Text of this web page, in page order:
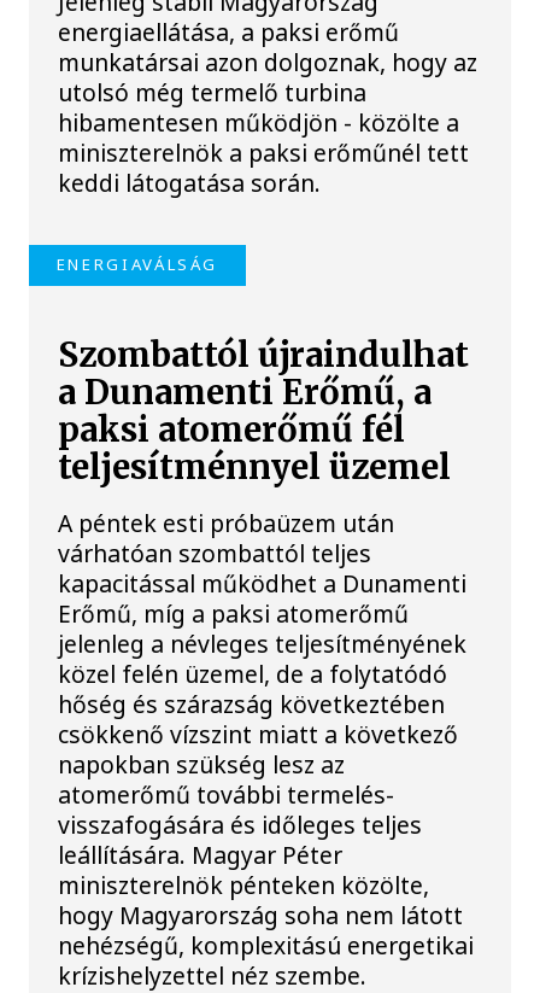
energiaellátása, a paksi erőmű
munkatársai azon dolgoznak, hogy az
utolsó még termelő turbina
hibamentesen működjön - közölte a
miniszterelnök a paksi erőműnél tett
keddi látogatása során.
ENERGIAVÁLSÁG
Szombattól újraindulhat
a Dunamenti Erőmű, a
paksi atomerőmű fél
teljesítménnyel üzemel
A péntek esti próbaüzem után
várhatóan szombattól teljes
kapacitással működhet a Dunamenti
Erőmű, míg a paksi atomerőmű
jelenleg a névleges teljesítményének
közel felén üzemel, de a folytatódó
hőség és szárazság következtében
csökkenő vízszint miatt a következő
napokban szükség lesz az
atomerőmű további termelés-
visszafogására és időleges teljes
leállítására. Magyar Péter
miniszterelnök pénteken közölte,
hogy Magyarország soha nem látott
nehézségű, komplexitású energetikai
krízishelyzettel néz szembe.